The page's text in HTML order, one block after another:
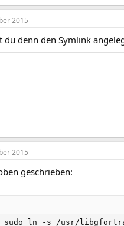
2015
du denn den Symlink
2015
geschrieben:
sudo ln -s /usr/